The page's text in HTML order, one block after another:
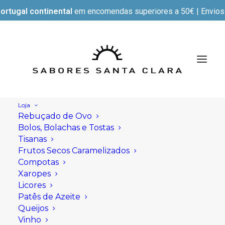
continental em encomendas superiores a 50€ |
Loja
Rebuçado de Ovo
Bolos, Bolachas e Tostas
Tisanas
Frutos Secos Caramelizados
Compotas
Xaropes
Licores
Patês de Azeite
Queijos
Vinho